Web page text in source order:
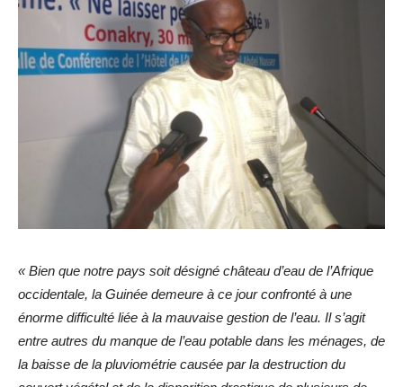
« Bien que notre pays soit désigné château d’eau de l’Afrique
occidentale, la Guinée demeure à ce jour confronté à une
énorme difficulté liée à la mauvaise gestion de l’eau. Il s’agit
entre autres du manque de l’eau potable dans les ménages, de
la baisse de la pluviométrie causée par la destruction du